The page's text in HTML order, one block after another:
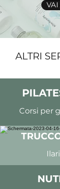
VAI
ALTRI
Corsi per